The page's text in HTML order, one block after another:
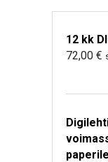
12 kk
72,00 €